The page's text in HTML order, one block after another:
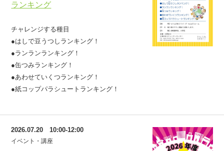
ランキング
チャレンジする種目
●はしで豆うつしランキング！
●ランランランキング！
●缶つみランキング！
●あわせていくつランキング！
●紙コップパラシュートランキング！
2026.07.20 10:00-12:00
イベント・講座